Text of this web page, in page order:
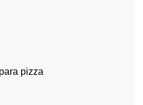
pizza